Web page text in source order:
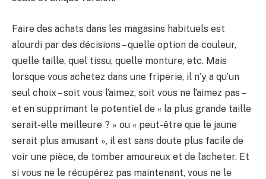
Faire des achats dans les magasins habituels est
alourdi par des décisions – quelle option de couleur,
quelle taille, quel tissu, quelle monture, etc. Mais
lorsque vous achetez dans une friperie, il n’y a qu’un
seul choix – soit vous l’aimez, soit vous ne l’aimez pas –
et en supprimant le potentiel de « la plus grande taille
serait-elle meilleure ? » ou « peut-être que le jaune
serait plus amusant », il est sans doute plus facile de
voir une pièce, de tomber amoureux et de l’acheter. Et
si vous ne le récupérez pas maintenant, vous ne le